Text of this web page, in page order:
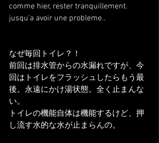
comme hier, rester tranquillement.
jusqu'a avoir une probleme..
なぜ毎回トイレ？！
前回は排水管からの水漏れですが、今
回はトイレをフラッシュしたらもう最
後。永遠にかけ湯状態。全く止まんな
い。
トイレの機能自体は機能するけど、押
し流す水的な水が止まらんの。